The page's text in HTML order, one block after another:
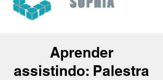
Aprender
assistindo: Palestra